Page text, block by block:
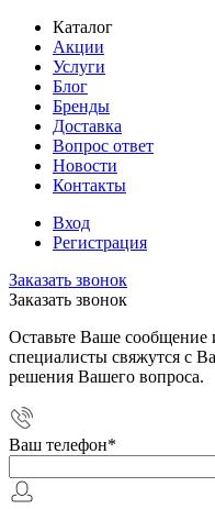
Каталог
Акции
Услуги
Блог
Бренды
Доставка
Вопрос ответ
Новости
Контакты
Вход
Регистрация
Заказать звонок
Заказать звонок
Оставьте Ваше
специалисты свяжутся с
решения Вашего вопроса.
Ваш телефон*